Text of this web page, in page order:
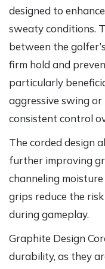
designed to
sweaty conditions.
between the
firm hold and
particularly
aggressive swing
consistent control
The corded design
further improving
channeling
grips reduce the
during gameplay.
Graphite Design
durability, as they